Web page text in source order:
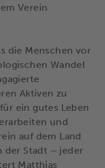
Verein
die Menschen vor
Wandel
Aktiven zu
ein gutes Leben
und
auf dem Land
der Stadt – jeder
Matthias